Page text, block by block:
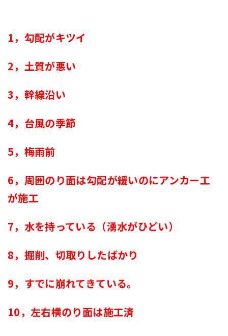
1，勾配がキツイ
2，土質が悪い
3，幹線沿い
4，台風の季節
5，梅雨前
6，周囲のり面は勾配が緩いのにアンカー工
が施工
7，水を持っている（湧水がひどい）
8，掘削、切取りしたばかり
9，すでに崩れてきている。
10，左右横のり面は施工済